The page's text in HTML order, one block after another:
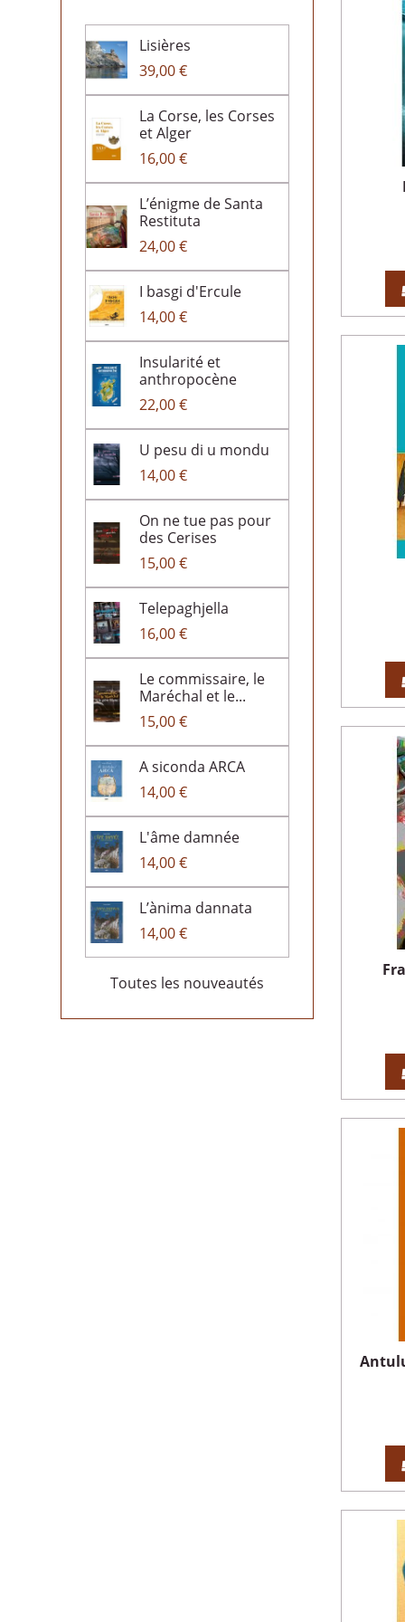
Albiana 2025
Lisières
39,00 €
La Corse, les Corses
et Alger
16,00 €
L’énigme de Santa
Restituta
24,00 €
I basgi d'Ercule
14,00 €
Insularité et
anthropocène
22,00 €
U pesu di u mondu
14,00 €
On ne tue pas pour
des Cerises
15,00 €
Telepaghjella
16,00 €
Le commissaire, le
Maréchal et le...
15,00 €
A siconda ARCA
14,00 €
L'âme damnée
14,00 €
L’ànima dannata
14,00 €
Toutes les nouveautés